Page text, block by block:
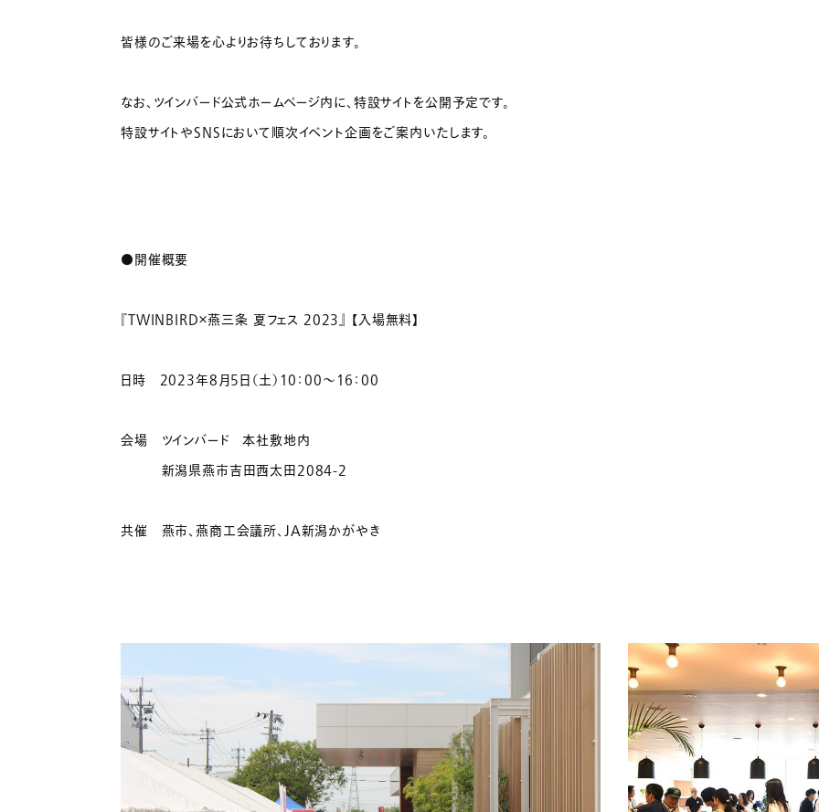
皆様のご来場を心よりお待ちしております。
なお、ツインバード公式ホームページ内に、特設サイトを公開予定です。
特設サイトやSNSにおいて順次イベント企画をご案内いたします。
●開催概要
『TWINBIRD×燕三条 夏フェス 2023』 【入場無料】
日時 2023年8月5日（土）10：00～16：00
会場 ツインバード 本社敷地内
新潟県燕市吉田西太田2084-2
共催 燕市、燕商工会議所、JA新潟かがやき